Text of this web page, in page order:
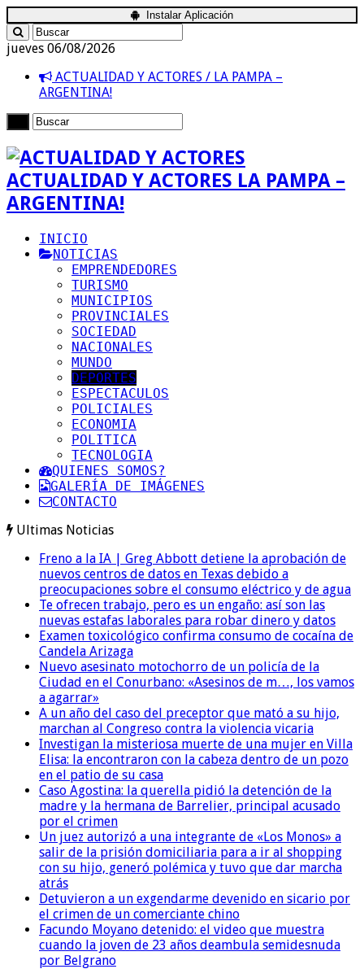
Instalar Aplicación
jueves 06/08/2026
ACTUALIDAD Y ACTORES / LA PAMPA –
ARGENTINA!
ACTUALIDAD Y ACTORES LA PAMPA –
ARGENTINA!
INICIO
NOTICIAS
EMPRENDEDORES
TURISMO
MUNICIPIOS
PROVINCIALES
SOCIEDAD
NACIONALES
MUNDO
DEPORTES
ESPECTACULOS
POLICIALES
ECONOMIA
POLITICA
TECNOLOGIA
QUIENES SOMOS?
GALERÍA DE IMÁGENES
CONTACTO
Ultimas Noticias
Freno a la IA | Greg Abbott detiene la aprobación de
nuevos centros de datos en Texas debido a
preocupaciones sobre el consumo eléctrico y de agua
Te ofrecen trabajo, pero es un engaño: así son las
nuevas estafas laborales para robar dinero y datos
Examen toxicológico confirma consumo de cocaína de
Candela Arizaga
Nuevo asesinato motochorro de un policía de la
Ciudad en el Conurbano: «Asesinos de m…, los vamos
a agarrar»
A un año del caso del preceptor que mató a su hijo,
marchan al Congreso contra la violencia vicaria
Investigan la misteriosa muerte de una mujer en Villa
Elisa: la encontraron con la cabeza dentro de un pozo
en el patio de su casa
Caso Agostina: la querella pidió la detención de la
madre y la hermana de Barrelier, principal acusado
por el crimen
Un juez autorizó a una integrante de «Los Monos» a
salir de la prisión domiciliaria para a ir al shopping
con su hijo, generó polémica y tuvo que dar marcha
atrás
Detuvieron a un exgendarme devenido en sicario por
el crimen de un comerciante chino
Facundo Moyano detenido: el video que muestra
cuando la joven de 23 años deambula semidesnuda
por Belgrano